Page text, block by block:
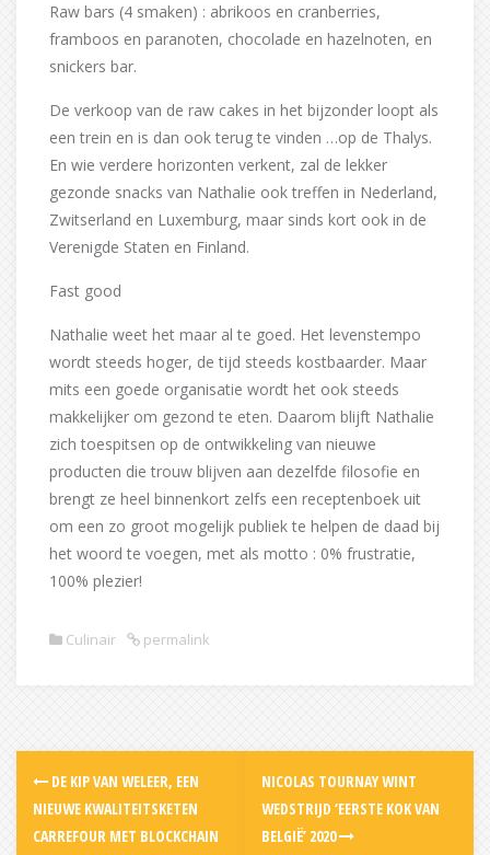
Raw bars (4 smaken) : abrikoos en cranberries,
framboos en paranoten, chocolade en hazelnoten, en
snickers bar.
De verkoop van de raw cakes in het bijzonder loopt als
een trein en is dan ook terug te vinden …op de Thalys.
En wie verdere horizonten verkent, zal de lekker
gezonde snacks van Nathalie ook treffen in Nederland,
Zwitserland en Luxemburg, maar sinds kort ook in de
Verenigde Staten en Finland.
Fast good
Nathalie weet het maar al te goed. Het levenstempo
wordt steeds hoger, de tijd steeds kostbaarder. Maar
mits een goede organisatie wordt het ook steeds
makkelijker om gezond te eten. Daarom blijft Nathalie
zich toespitsen op de ontwikkeling van nieuwe
producten die trouw blijven aan dezelfde filosofie en
brengt ze heel binnenkort zelfs een receptenboek uit
om een zo groot mogelijk publiek te helpen de daad bij
het woord te voegen, met als motto : 0% frustratie,
100% plezier!
Culinair permalink
Post
navigation
DE KIP VAN WELEER, EEN
NIEUWE KWALITEITSKETEN
CARREFOUR MET BLOCKCHAIN
NICOLAS TOURNAY WINT
WEDSTRIJD ‘EERSTE KOK VAN
BELGIË’ 2020